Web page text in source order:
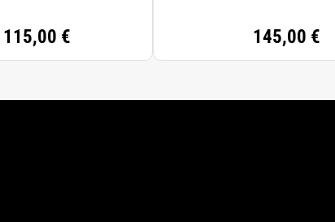
115,00 € 145,00 €